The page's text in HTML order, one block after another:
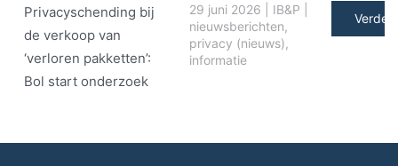
Privacyschending bij
de verkoop van
‘verloren pakketten’:
Bol start onderzoek
29 juni 2026 IB&P
nieuwsberichten,
privacy (nieuws),
informatie
Verder